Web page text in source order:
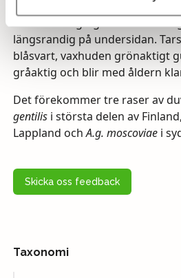
ryggens blågrå färg och
längsrandig på undersidan.
blåsvart, vaxhuden grönaktigt
gråaktig och blir med åldern
Det förekommer tre raser av
gentilisi största delen av
Lappland ochA.g. moscoviaei
Skicka oss feedback
Taxonomi